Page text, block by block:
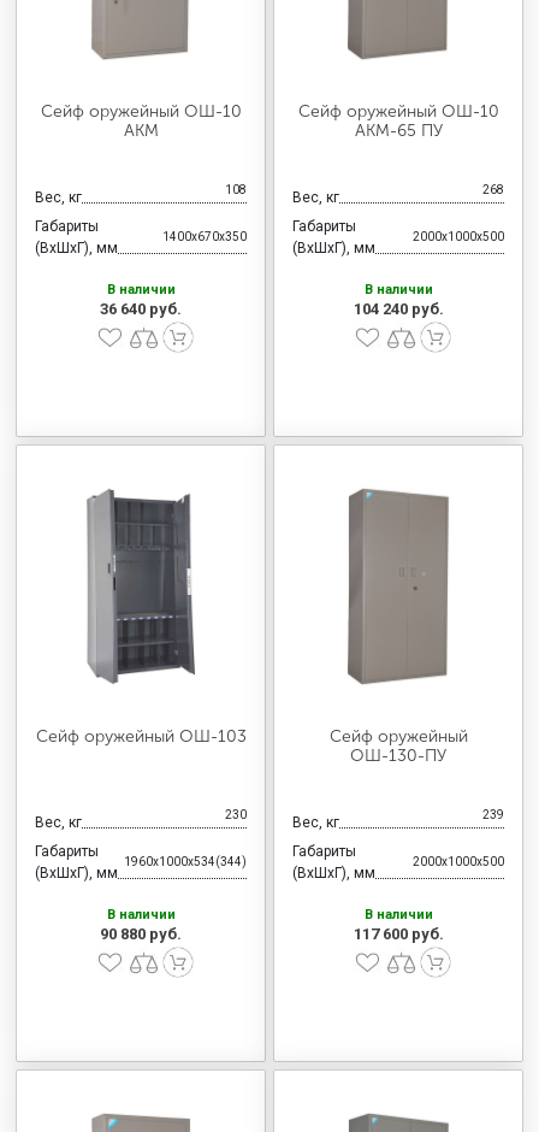
Сейф оружейный ОШ-10
АКМ
Вес, кг 108
Габариты
(ВхШхГ), мм
1400x670x350
В наличии
36 640 руб.
Сейф оружейный ОШ-10
АКМ-65 ПУ
Вес, кг 268
Габариты
(ВхШхГ), мм
2000x1000x500
В наличии
104 240 руб.
Сейф оружейный ОШ-103
Вес, кг 230
Габариты
(ВхШхГ), мм
1960x1000x534(344)
В наличии
90 880 руб.
Сейф оружейный
ОШ-130-ПУ
Вес, кг 239
Габариты
(ВхШхГ), мм
2000x1000x500
В наличии
117 600 руб.